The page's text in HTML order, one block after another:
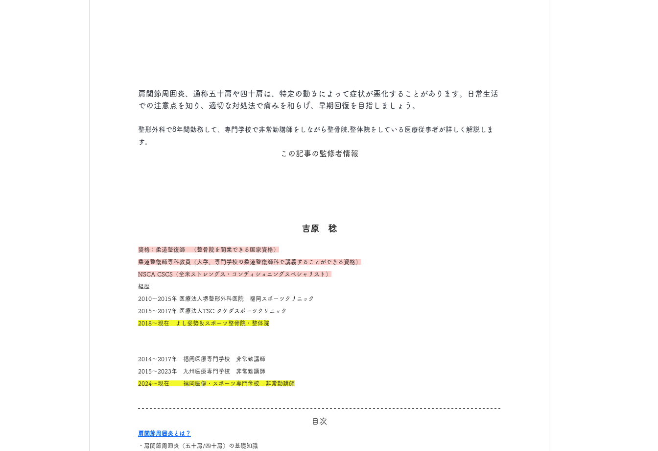
肩関節周囲炎、通称五十肩や四十肩は、特定の動きによって症状が悪化することがあります。日常生活
での注意点を知り、適切な対処法で痛みを和らげ、早期回復を目指しましょう。
整形外科で8年間勤務して、専門学校で非常勤講師をしながら整骨院,整体院をしている医療従事者が詳しく解説しま
す。
この記事の監修者情報
吉原　稔
資格：柔道整復師　（整骨院を開業できる国家資格）
柔道整復師専科教員（大学、専門学校の柔道整復師科で講義することができる資格）
NSCA CSCS（全米ストレングス・コンディショニングスペシャリスト）
経歴
2010～2015年 医療法人堺整形外科医院　福岡スポーツクリニック
2015～2017年 医療法人TSC タケダスポーツクリニック
2018～現在　よし姿勢＆スポーツ整骨院・整体院
2014～2017年　福岡医療専門学校　非常勤講師
2015～2023年　九州医療専門学校　非常勤講師
2024～現在　　 福岡医健・スポーツ専門学校　非常勤講師
目次
肩関節周囲炎とは？
・肩関節周囲炎（五十肩/四十肩）の基礎知識